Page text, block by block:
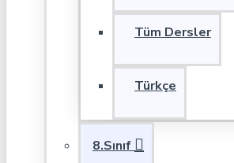
Tüm Dersler
Türkçe
8.Sınıf